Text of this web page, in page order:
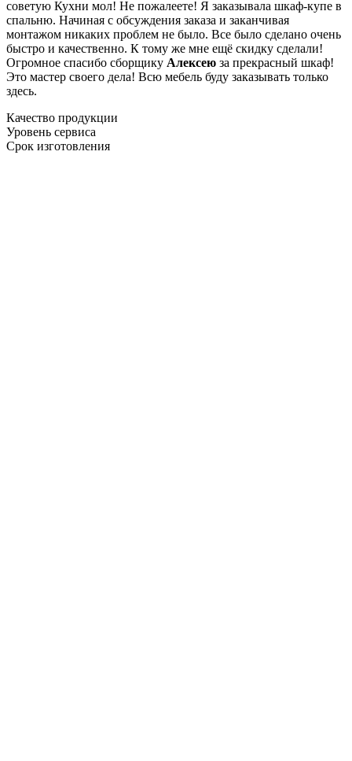
советую Кухни мол! Не пожалеете! Я заказывала шкаф-купе в
спальню. Начиная с обсуждения заказа и заканчивая
монтажом никаких проблем не было. Все было сделано очень
быстро и качественно. К тому же мне ещё скидку сделали!
Огромное спасибо сборщику Алексею за прекрасный шкаф!
Это мастер своего дела! Всю мебель буду заказывать только
здесь.
Качество продукции
Уровень сервиса
Срок изготовления